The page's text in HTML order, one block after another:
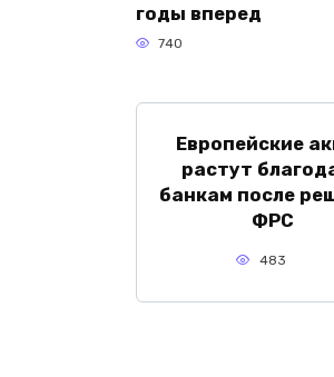
годы вперед
740
Европейские
растут
банкам после
ФРС
483